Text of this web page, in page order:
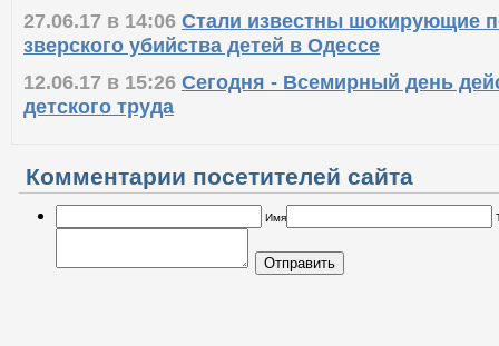
27.06.17 в 14:06 Стали известны шокирующие
зверского убийства детей в Одессе
12.06.17 в 15:26 Сегодня - Всемирный день
детского труда
Комментарии посетителей сайта
Имя
Отправить